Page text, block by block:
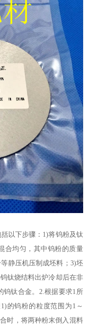
以下步骤：1)将钨粉及钛
合均匀，其中钨粉的质量
静压机压制成坯料；3)坯
钛烧结料出炉冷却后在非
钨钛合金。2.根据要求1所
的钨粉的粒度范围为1～
时，将两种粉末倒入混料